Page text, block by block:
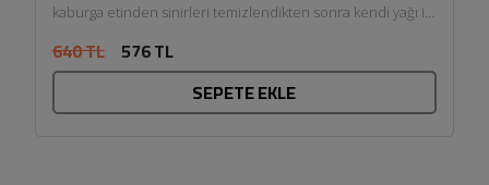
kaburga etinden sinirleri temizlendikten sonra kendi yağı ile
640 TL 576 TL
SEPETE EKLE